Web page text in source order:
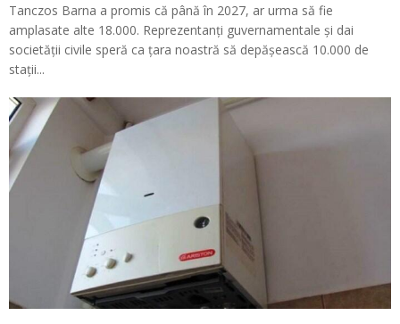
Tanczos Barna a promis că până în 2027, ar urma să fie
amplasate alte 18.000. Reprezentanți guvernamentale și dai
societății civile speră ca țara noastră să depășească 10.000 de
stații...